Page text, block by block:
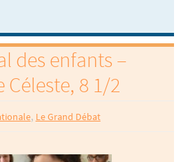
des enfants –
8 1/2
, Le Grand Débat